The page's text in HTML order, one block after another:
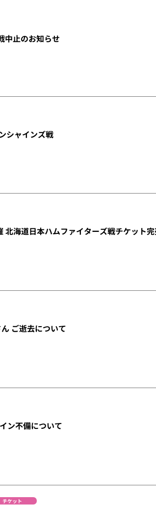
中止のお知らせ
シャインズ戦
北海道日本ハムファイターズ戦チケット
ご逝去について
ン不備について
チケット